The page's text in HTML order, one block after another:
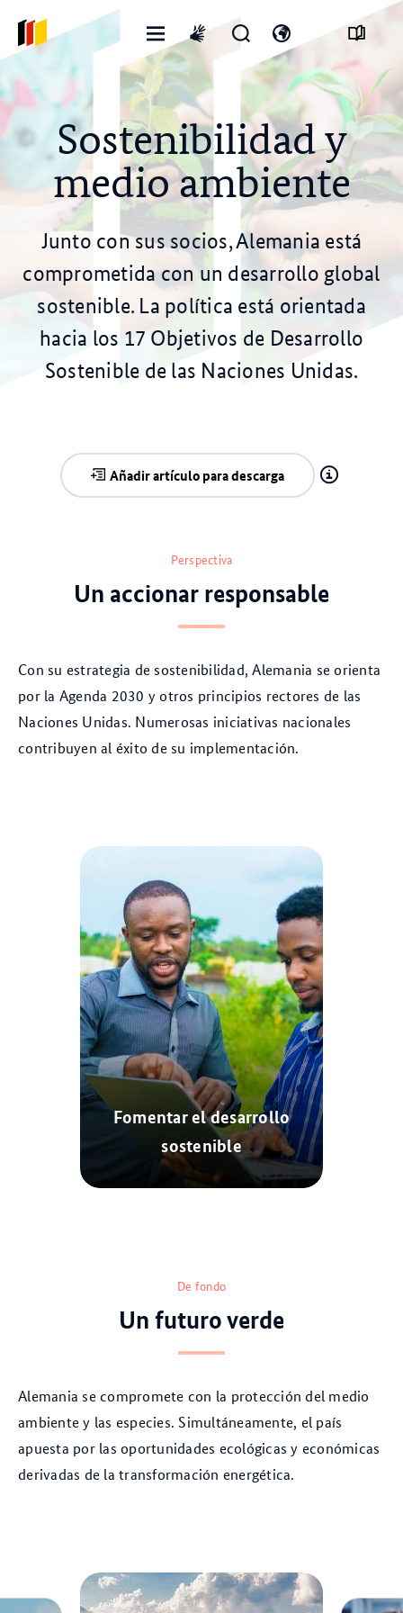
Menú
abierto
International
sign
language
formulario
búsqueda
Abre
el
interruptor
idioma
Sostenibilidad y
medio ambiente
Junto con sus socios, Alemania está
comprometida con un desarrollo global
sostenible. La política está orientada
hacia los 17 Objetivos de Desarrollo
Sostenible de las Naciones Unidas.
© stock.adobe.com/yanadjan
Añadir artículo para descarga
Perspectiva
Un accionar responsable
Con su estrategia de sostenibilidad, Alemania se orienta
por la Agenda 2030 y otros principios rectores de las
Naciones Unidas. Numerosas iniciativas nacionales
contribuyen al éxito de su implementación.
Fomentar el desarrollo
sostenible
De fondo
Un futuro verde
Alemania se compromete con la protección del medio
ambiente y las especies. Simultáneamente, el país
apuesta por las oportunidades ecológicas y económicas
derivadas de la transformación energética.